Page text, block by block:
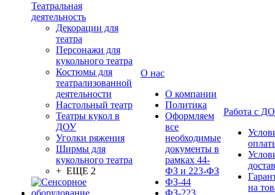
Театральная
деятельность
Декорации для
театра
Персонажи для
кукольного театра
Костюмы для
театрализованной
деятельности
Настольный театр
Театры кукол в
ДОУ
Уголки ряжения
Ширмы для
кукольного театра
+ ЕЩЕ 2
О нас
О компании
Политика
Оформляем
все
необходимые
документы в
рамках 44-
ФЗ и 223-ФЗ
ФЗ-44
ФЗ-223
Работа с
на